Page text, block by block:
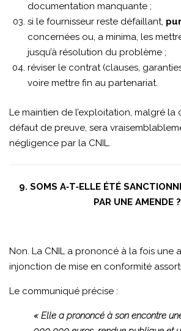
documentation manquante ;
si le fournisseur reste défaillant,
concernées ou, a minima, les
jusqu’à résolution du problème ;
réviser le contrat (clauses,
voire mettre fin au partenariat.
Le maintien de l’exploitation, malgré la
défaut de preuve, sera
négligence par la CNIL.
9. SOMS A‑T‑ELLE ÉTÉ
PAR UNE AMENDE ?
Non. La CNIL a prononcé à la fois une
injonction de mise en conformité
Le communiqué précise :
« Elle a prononcé à son encontre